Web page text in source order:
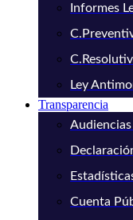
Informes
Ley
Transparencia
Cuenta